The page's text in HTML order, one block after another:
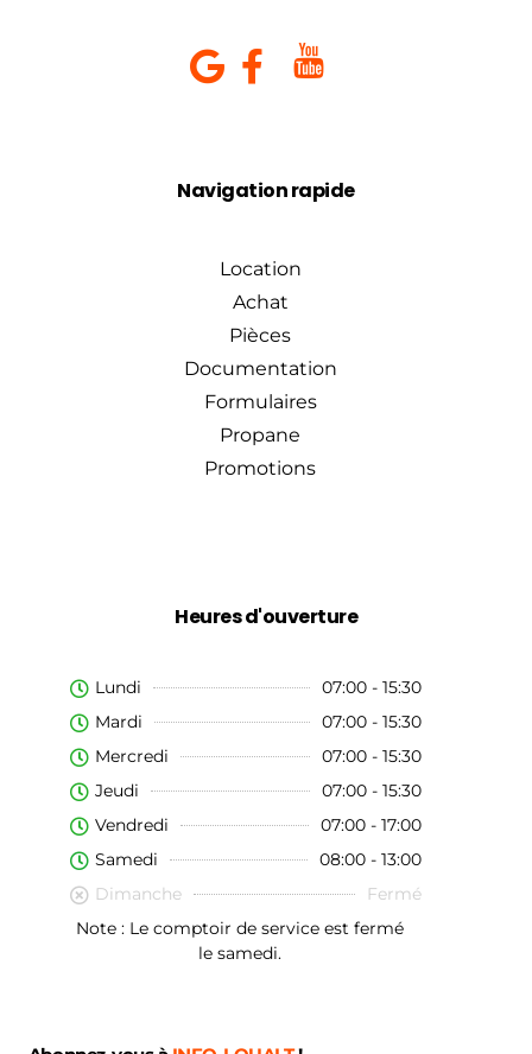
Navigation rapide
Location
Achat
Pièces
Documentation
Formulaires
Propane
Promotions
Heures d'ouverture
Lundi
07:00 - 15:30
Mardi
07:00 - 15:30
Mercredi
07:00 - 15:30
Jeudi
07:00 - 15:30
Vendredi
07:00 - 17:00
Samedi
08:00 - 13:00
Dimanche
Fermé
Note : Le comptoir de service est fermé
le samedi.